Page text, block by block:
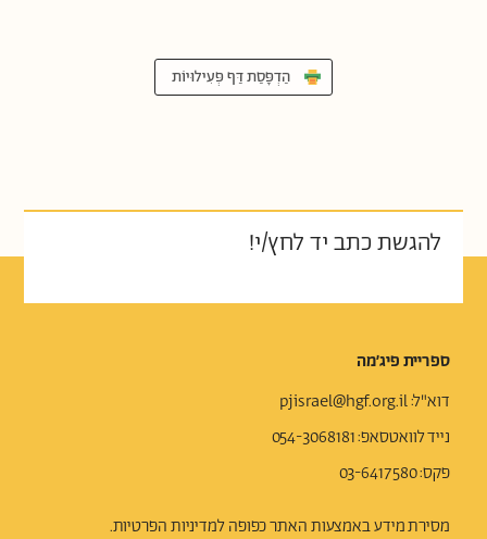
הַדְפָּסַת דַּף פְּעִילוּיוֹת
להגשת כתב יד לחץ/י!
ספריית פיג׳מה
דוא"ל:pjisrael@hgf.org.il
נייד לוואטסאפ: 054-3068181
פקס: 03-6417580
מסירת מידע באמצעות האתר כפופה למדיניות הפרטיות.